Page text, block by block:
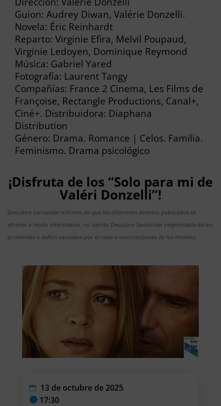
Guion: Audrey Diwan, Valérie Donzelli.
Novela: Éric Reinhardt
Reparto: Virginie Efira, Melvil Poupaud,
Virginie Ledoyen, Dominique Reymond
Música: Gabriel Yared
Fotografía: Laurent Tangy
Compañías: France 2 Cinema, Les Films de
Françoise, Rectangle Productions, Canal+,
Ciné+. Distribuidora: Diaphana
Distribution
Género: Drama. Romance | Celos. Familia.
Feminismo. Drama psicológico
¡Disfruta de los “Solo para mi de
Valéri Donzelli”!
Descubre Santander informa de que los diferentes eventos publicados se
ofrecen a modo informativo, no siendo Descubre Santander responsable de los
problemas o daños causados por erratas o incorrecciones de los mismos.
13 de octubre de 2025
17:30